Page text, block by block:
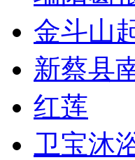
金斗山
新蔡县
红莲
卫宝沐